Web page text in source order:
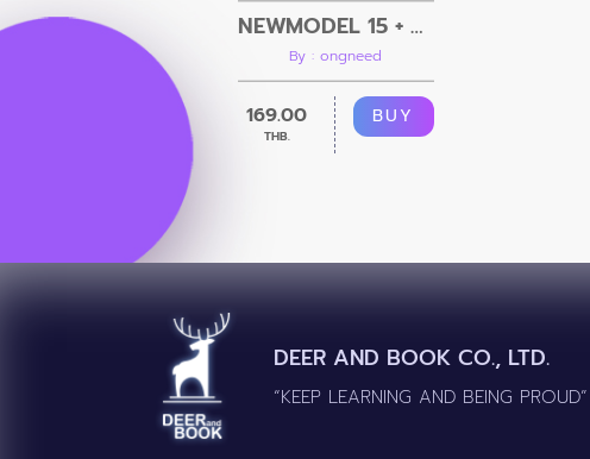
NEWMODEL 15 + Video
By : ongneed
169.00
THB.
BUY
DEER AND BOOK CO., LTD.
“KEEP LEARNING AND BEING PROUD”